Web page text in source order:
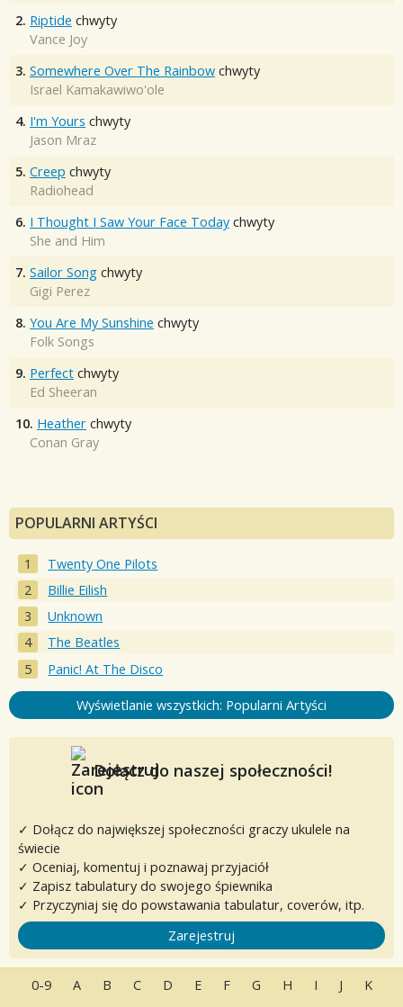
2. Riptide chwyty
Vance Joy
3. Somewhere Over The Rainbow chwyty
Israel Kamakawiwo'ole
4. I'm Yours chwyty
Jason Mraz
5. Creep chwyty
Radiohead
6. I Thought I Saw Your Face Today chwyty
She and Him
7. Sailor Song chwyty
Gigi Perez
8. You Are My Sunshine chwyty
Folk Songs
9. Perfect chwyty
Ed Sheeran
10. Heather chwyty
Conan Gray
POPULARNI ARTYŚCI
Twenty One Pilots
Billie Eilish
Unknown
The Beatles
Panic! At The Disco
Wyświetlanie wszystkich: Popularni Artyści
Dołącz do naszej społeczności!
✓ Dołącz do największej społeczności graczy ukulele na
świecie
✓ Oceniaj, komentuj i poznawaj przyjaciół
✓ Zapisz tabulatury do swojego śpiewnika
✓ Przyczyniaj się do powstawania tabulatur, coverów, itp.
Zarejestruj
0-9 A B C D E F G H I J K